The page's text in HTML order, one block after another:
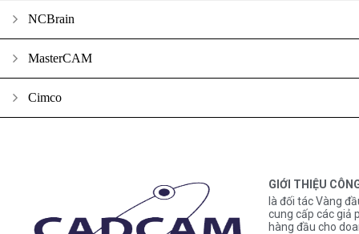
NCBrain
MasterCAM
Cimco
GIỚI THIỆU
là đối tác Vàng
cung cấp các giả
hàng đầu cho